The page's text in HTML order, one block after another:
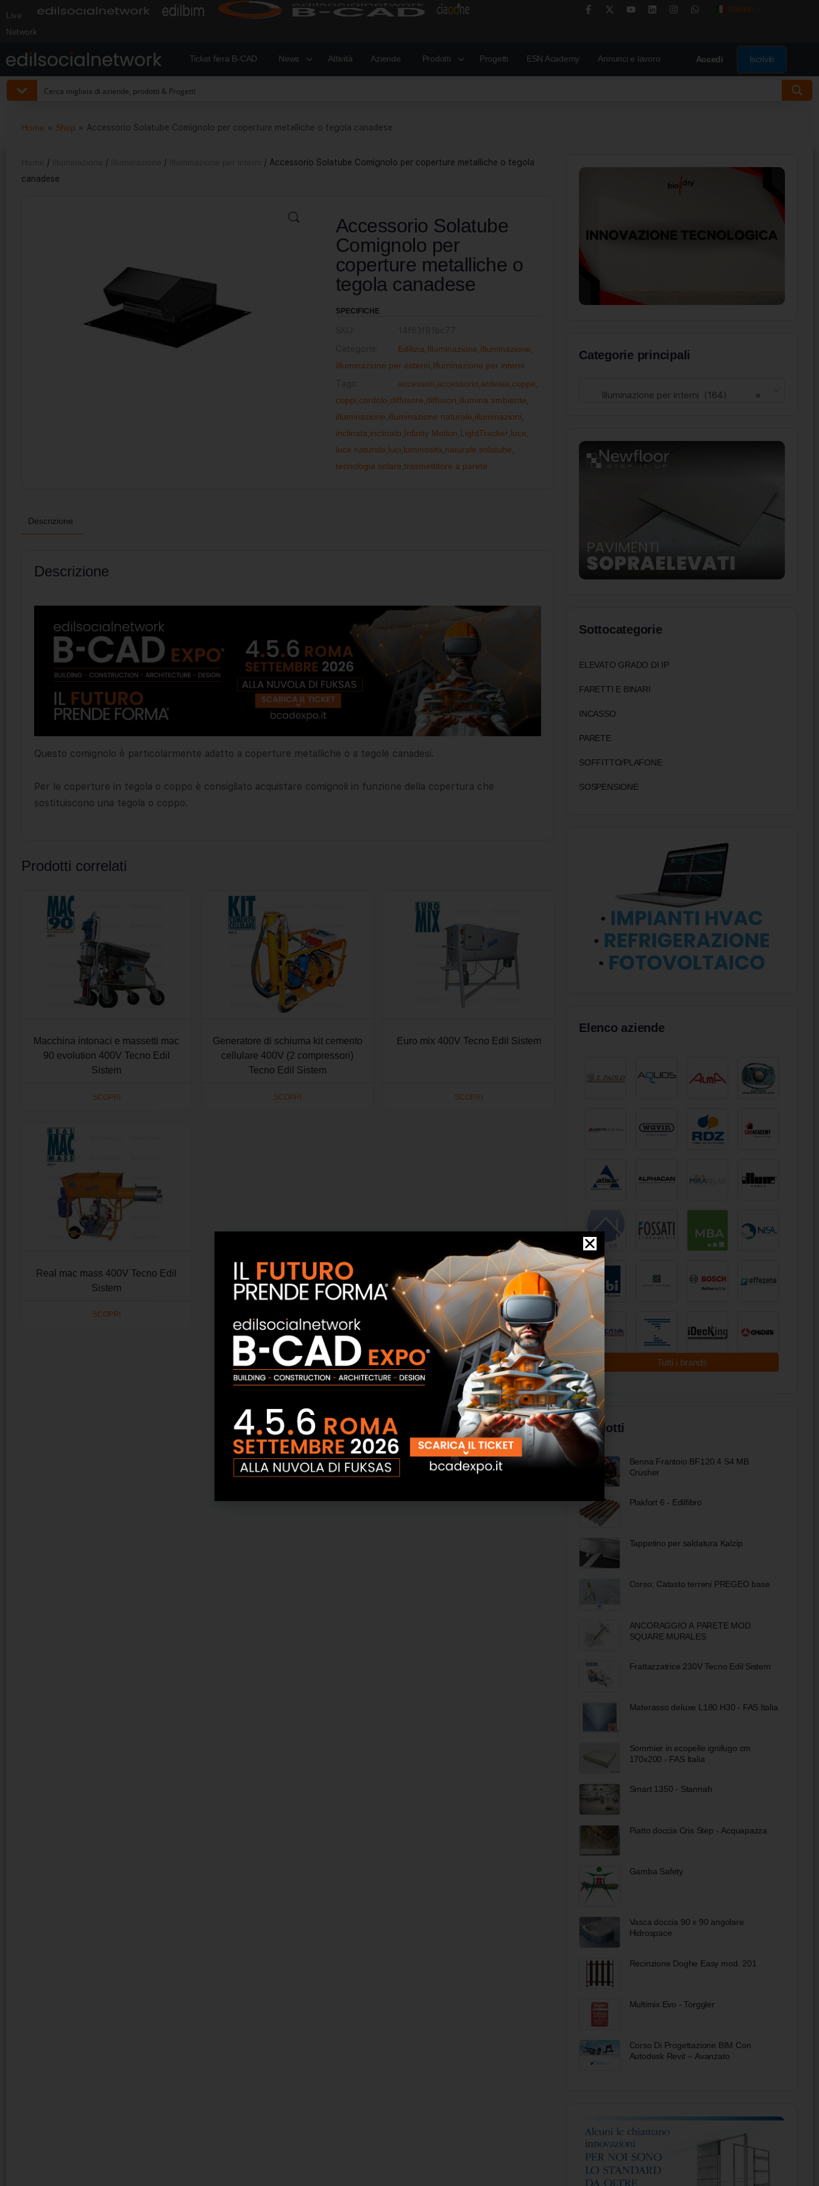
Live
Network
Italiano
Ticket fiera B-CAD News Attività Aziende Prodotti Progetti ESN Academy Annunci e lavoro Accedi Iscriviti
Home » Shop » Accessorio Solatube Comignolo per coperture metalliche o tegola canadese
/ / /
/ Accessorio Solatube Comignolo per coperture metalliche o tegola
canadese
Accessorio Solatube
Comignolo per
coperture metalliche o
tegola canadese
SPECIFICHE
Edilizia Illuminazione Illuminazione
Illuminazione per esterni Illuminazione per interni
accessori accessorio ardesia coppe
coppi cordolo diffusore diffusori illumina ambiente
illuminazione illuminazione naturale illuminazioni
inclinata inclinato Infinity Motion LightTracker luce
luce naturale luci luminosità naturale solatube
tecnologia solare trasmettitore a parete
Descrizione
Descrizione
Questo comignolo è particolarmente adatto a coperture metalliche o a tegole canadesi.
Per le coperture in tegola o coppo è consigliato acquistare comignoli in funzione della copertura che
sostituiscono una tegola o coppo.
Prodotti correlati
Macchina intonaci e massetti mac
90 evolution 400V Tecno Edil
Sistem
SCOPRI
Generatore di schiuma kit cemento
cellulare 400V (2 compressori)
Tecno Edil Sistem
SCOPRI
Euro mix 400V Tecno Edil Sistem
SCOPRI
Real mac mass 400V Tecno Edil
Sistem
SCOPRI
Categorie principali
×
Illuminazione per interni (164)
Sottocategorie
ELEVATO GRADO DI IP
FARETTI E BINARI
INCASSO
PARETE
SOFFITTO/PLAFONE
SOSPENSIONE
Elenco aziende
Tutti i brands
Prodotti
Benna Frantoio BF120.4 S4 MB
Crusher
Plakfort 6 - Edilfibro
Tappetino per saldatura Kalzip
Corso: Catasto terreni PREGEO base
ANCORAGGIO A PARETE MOD.
SQUARE MURALES
Frattazzatrice 230V Tecno Edil Sistem
Materasso deluxe L180 H30 - FAS Italia
Sommier in ecopelle ignifugo cm
170x200 - FAS Italia
Smart 1350 - Stannah
Piatto doccia Cris Step - Acquapazza
Gamba Safety
Vasca doccia 90 x 90 angolare
Hidrospace
Recinzione Doghe Easy mod. 201
Multimix Evo - Torggler
Corso Di Progettazione BIM Con
Autodesk Revit – Avanzato